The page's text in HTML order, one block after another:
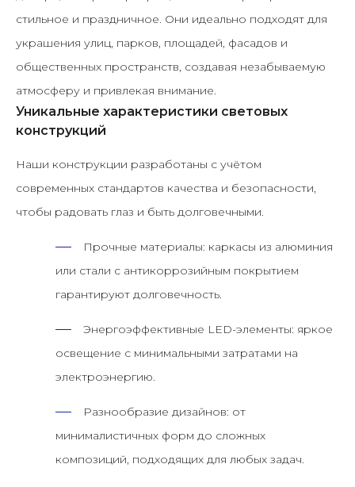
стильное и праздничное. Они идеально подходят для
украшения улиц, парков, площадей, фасадов и
общественных пространств, создавая незабываемую
атмосферу и привлекая внимание.
Уникальные характеристики световых
конструкций
Наши конструкции разработаны с учётом
современных стандартов качества и безопасности,
чтобы радовать глаз и быть долговечными.
Прочные материалы: каркасы из алюминия
или стали с антикоррозийным покрытием
гарантируют долговечность.
Энергоэффективные LED-элементы: яркое
освещение с минимальными затратами на
электроэнергию.
Разнообразие дизайнов: от
минималистичных форм до сложных
композиций, подходящих для любых задач.